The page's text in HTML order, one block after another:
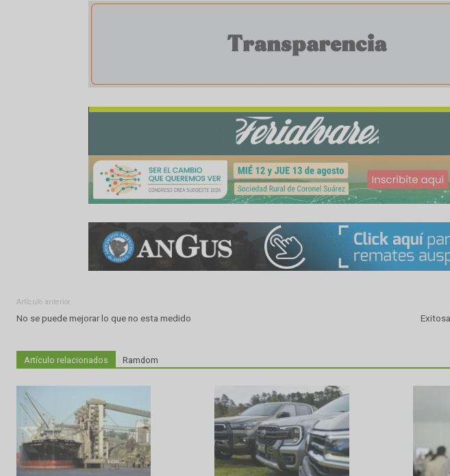
Entre muchas de los atractivos que Expoagro tiene preparados para
en la carpa de remates. Por último, como ya es tradicional, las